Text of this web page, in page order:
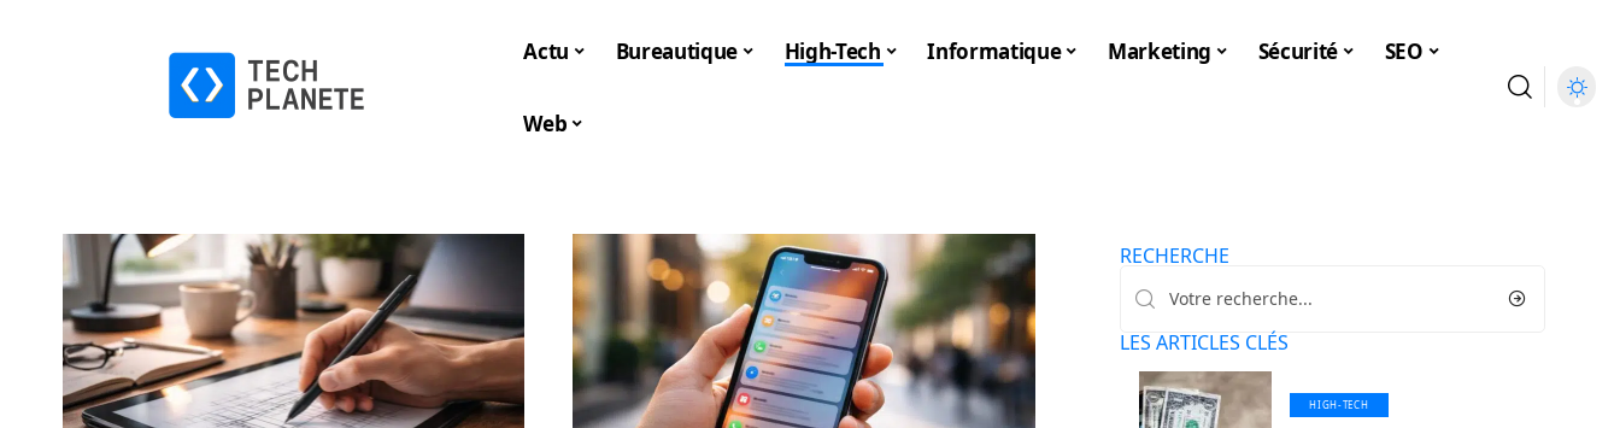
Actu Bureautique High-Tech Informatique Marketing Sécurité SEO
Web
RECHERCHE
LES ARTICLES CLÉS
HIGH-TECH